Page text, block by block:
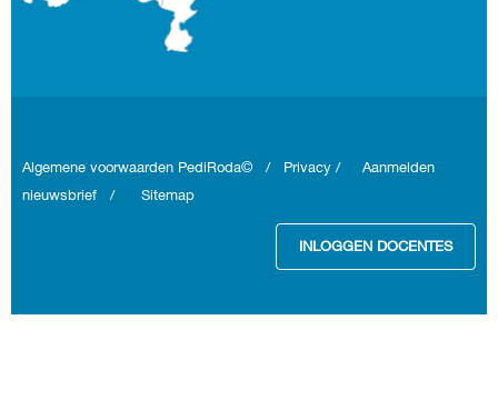
Algemene voorwaarden PediRoda© / Privacy / Aanmelden
nieuwsbrief / Sitemap
INLOGGEN DOCENTES